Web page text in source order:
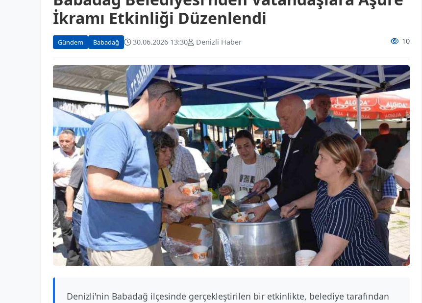
İkramı Etkinliği Düzenlendi
Gündem Babadağ 30.06.2026 13:30 Denizli Haber 10
Denizli'nin Babadağ ilçesinde gerçekleştirilen bir etkinlikte, belediye tarafından